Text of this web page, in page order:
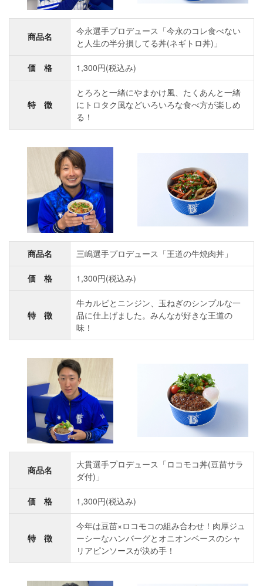
商品名
今永選手プロデュース「今永のコレ食べない
と人生の半分損してる丼(ネギトロ丼)」
価 格 1,300円(税込み)
特 徴
とろろと一緒にやまかけ風、たくあんと一緒
にトロタク風などいろいろな食べ方が楽しめ
る！
商品名 三嶋選手プロデュース「王道の牛焼肉丼」
価 格 1,300円(税込み)
特 徴
牛カルビとニンジン、玉ねぎのシンプルな一
品に仕上げました。みんなが好きな王道の
味！
商品名
大貫選手プロデュース「ロコモコ丼(豆苗サラ
ダ付)」
価 格 1,300円(税込み)
特 徴
今年は豆苗×ロコモコの組み合わせ！肉厚ジュ
ーシーなハンバーグとオニオンベースのシャ
リアピンソースが決め手！